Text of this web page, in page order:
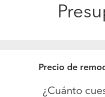
Precio de
¿Cuánto